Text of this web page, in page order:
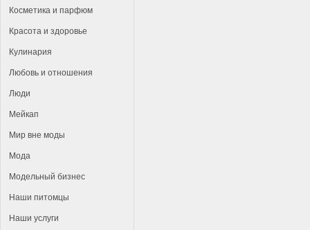
Косметика и парфюм
Красота и здоровье
Кулинария
Любовь и отношения
Люди
Мейкап
Мир вне моды
Мода
Модельный бизнес
Наши питомцы
Наши услуги